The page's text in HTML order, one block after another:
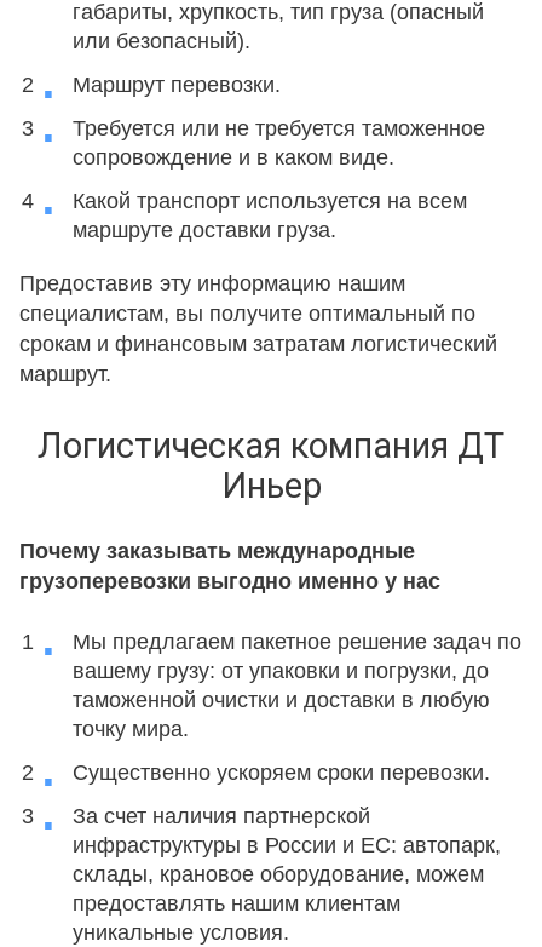
габариты, хрупкость, тип груза (опасный
или безопасный).
Маршрут перевозки.
Требуется или не требуется таможенное
сопровождение и в каком виде.
Какой транспорт используется на всем
маршруте доставки груза.
Предоставив эту информацию нашим
специалистам, вы получите оптимальный по
срокам и финансовым затратам логистический
маршрут.
Логистическая компания ДТ
Иньер
Почему заказывать международные
грузоперевозки выгодно именно у нас
Мы предлагаем пакетное решение задач по
вашему грузу: от упаковки и погрузки, до
таможенной очистки и доставки в любую
точку мира.
Существенно ускоряем сроки перевозки.
За счет наличия партнерской
инфраструктуры в России и ЕС: автопарк,
склады, крановое оборудование, можем
предоставлять нашим клиентам
уникальные условия.